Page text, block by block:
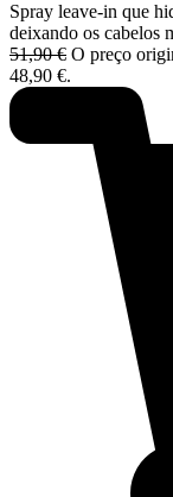
Spray leave-in que
deixando os cabelos
51,90€ O preço
48,90 €.